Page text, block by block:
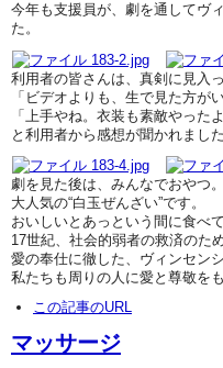
今年も支援員が、劇を通してヴ
た。
利用者の皆さんは、真剣に見入
「ビデオよりも、生で見た方が
「上手やね。衣装も素敵やったよ
と利用者から感想が聞かれました
劇を見た後は、みんなでおやつ。
大人気の“白玉ぜんざい”です。
おいしいとあっという間に食べ
17世紀、社会的弱者の救済のため
愛の奉仕に徹した、ヴィンセン
私たちも周りの人に愛と尊敬を
この記事のURL
マッサージ